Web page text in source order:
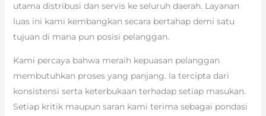
utama distribusi dan servis ke seluruh daerah. Layanan
luas ini kami kembangkan secara bertahap demi satu
tujuan di mana pun posisi pelanggan.
Kami percaya bahwa meraih kepuasan pelanggan
membutuhkan proses yang panjang. Ia tercipta dari
konsistensi serta keterbukaan terhadap setiap masukan.
Setiap kritik maupun saran kami terima sebagai pondasi